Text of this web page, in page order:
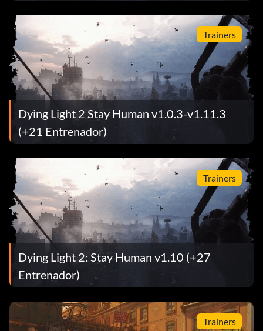
Trainers
Dying Light 2 Stay Human v1.0.3-v1.11.3
(+21 Entrenador)
Trainers
Dying Light 2: Stay Human v1.10 (+27
Entrenador)
Trainers